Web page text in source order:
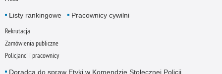
Listy rankingowe Pracownicy cywilni
Rekrutacja
Zamówienia publiczne
Policjanci i pracownicy
Doradca do spraw Etyki w Komendzie Stołecznej Policji